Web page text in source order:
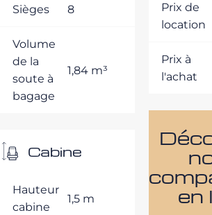
Sièges 8
Volume
de la
soute à
bagage
1,84 m³
Cabine
Hauteur
cabine
1,5 m
Prix de
location
Prix à
l'achat
en